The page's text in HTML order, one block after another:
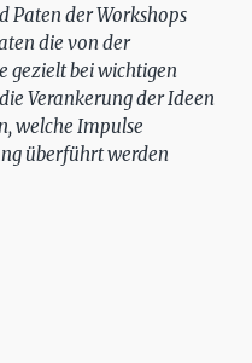
Paten der Workshops
die von der
gezielt bei wichtigen
Verankerung der Ideen
welche Impulse
überführt werden